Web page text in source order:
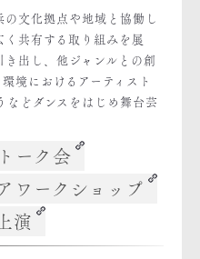
文化拠点や地域と協働し
共有する取り組みを展
出し、他ジャンルとの創
境におけるアーティスト
どダンスをはじめ舞台芸
ーク会
ワークショップ
演